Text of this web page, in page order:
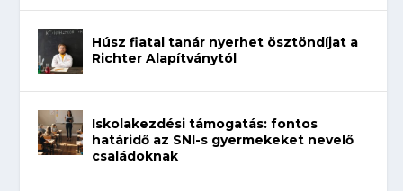
Húsz fiatal tanár nyerhet ösztöndíjat a
Richter Alapítványtól
Iskolakezdési támogatás: fontos
határidő az SNI-s gyermekeket nevelő
családoknak